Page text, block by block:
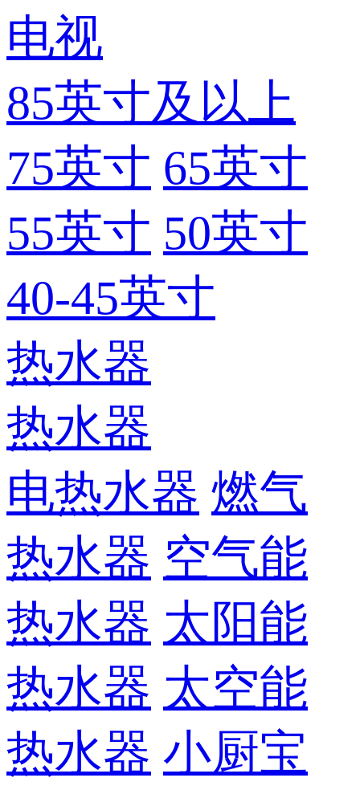
电视
85英寸及以上
75英寸 65英寸
55英寸 50英寸
40-45英寸
热水器
热水器
电热水器 燃气
热水器 空气能
热水器 太阳能
热水器 太空能
热水器 小厨宝